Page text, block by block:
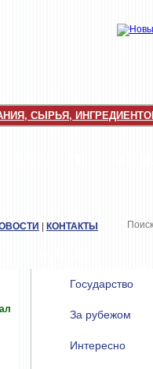
СЫРЬЯ,
Государство
За рубежом
Интересно
КОНТАКТЫ